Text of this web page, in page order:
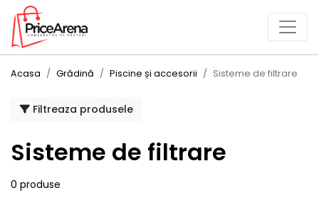
Acasa Grădină Piscine și accesorii Sisteme de filtrare
Filtreaza produsele
Sisteme de filtrare
0 produse